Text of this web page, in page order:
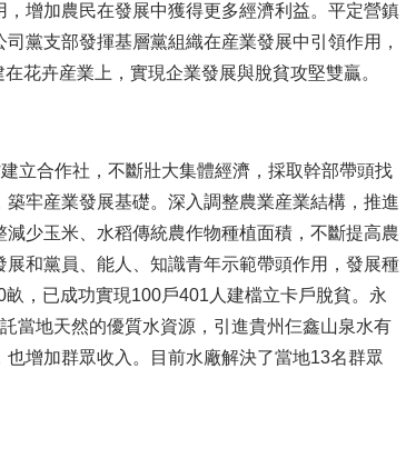
增加農民在發展中獲得更多經濟利益。平定營鎮
黨支部發揮基層黨組織在産業發展中引領作用，
花卉産業上，實現企業發展與脫貧攻堅雙贏。
合作社，不斷壯大集體經濟，採取幹部帶頭找
牢産業發展基礎。深入調整農業産業結構，推進
少玉米、水稻傳統農作物種植面積，不斷提高農
和黨員、能人、知識青年示範帶頭作用，發展種
，已成功實現100戶401人建檔立卡戶脫貧。永
當地天然的優質水資源，引進貴州仨鑫山泉水有
增加群眾收入。目前水廠解決了當地13名群眾